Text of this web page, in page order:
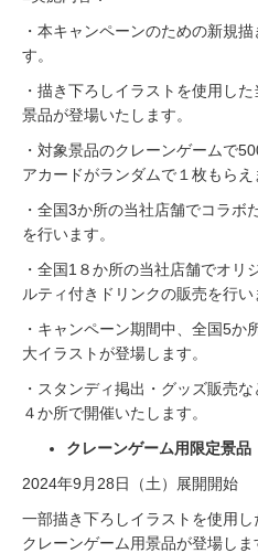
・本キャンペーンのための新規
す。
・描き下ろしイラストを使用し
景品が登場いたします。
・対象景品のクレーンゲームで
アカードがランダムで１枚もらえ
・全国3か所の当社店舗でコラボ
を行います。
・全国1８か所の当社店舗でオリ
ルティ付きドリンクの販売を行い
・キャンペーン期間中、全国5か
大イラストが登場します。
・スタンディ掲出・グッズ販売
４か所で開催いたします。
クレーンゲーム用限定景品
2024年9月28日（土）展開開始
一部描き下ろしイラストを使用
クレーンゲーム用景品が登場しま